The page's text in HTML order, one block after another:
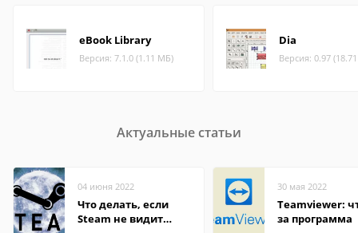
eBook Library
Версия: 7.1.0 (1.11 МБ)
Dia
Версия: 0.97
Актуальные статьи
04 июня 2022
Что делать, если
Steam не видит
30 мая 2022
Teamviewer:
за программа